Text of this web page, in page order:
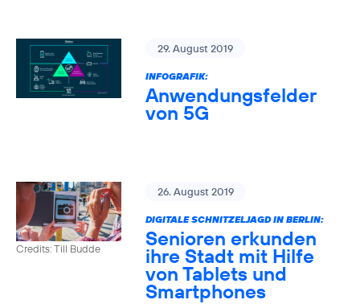
29. August 2019
INFOGRAFIK:
Anwendungsfelder
von 5G
Credits: Till Budde
26. August 2019
DIGITALE SCHNITZELJAGD IN BERLIN:
Senioren erkunden
ihre Stadt mit Hilfe
von Tablets und
Smartphones